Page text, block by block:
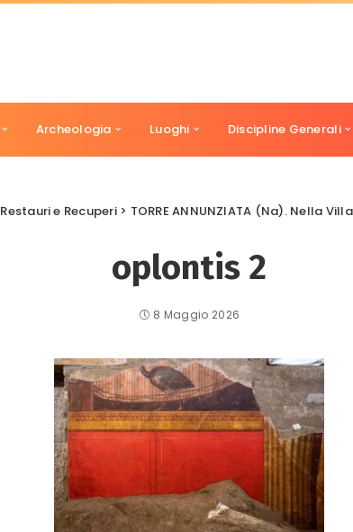
Archeologia Luoghi Discipline Generali
Restauri e Recuperi> TORRE ANNUNZIATA (Na). Nella Villa
oplontis 2
8 Maggio 2026